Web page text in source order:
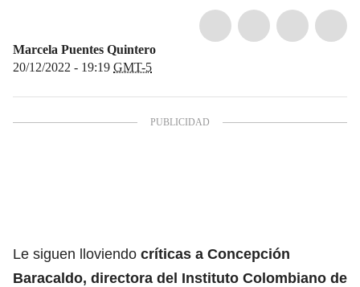
Marcela Puentes Quintero
20/12/2022 - 19:19 GMT-5
Le siguen lloviendo críticas a Concepción
Baracaldo, directora del Instituto Colombiano de